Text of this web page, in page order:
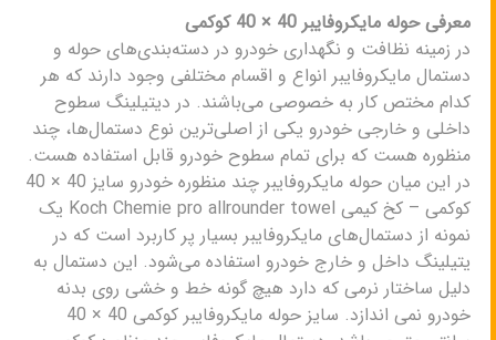
معرفی حوله مایکروفایبر 40 × 40 کوکمی
در زمینه‌ نظافت و نگهداری خودرو در دسته‌بندی‌های حوله و
دستمال مایکروفایبر انواع و اقسام مختلفی وجود دارند که هر
کدام مختص کار به خصوصی می‌باشند. در دیتیلینگ سطوح
داخلی و خارجی خودرو یکی از اصلی‌ترین نوع دستمال‌ها، چند
منظوره هست که برای تمام سطوح خودرو قابل استفاده هست.
در این میان حوله مایکروفایبر چند منظوره خودرو سایز 40 × 40
کوکمی – کخ کیمی Koch Chemie pro allrounder towel یک
نمونه از دستمال‌های مایکروفایبر بسیار پر کاربرد است که در
یتیلینگ داخل و خارج خودرو استفاده می‌شود. این دستمال به
دلیل ساختار نرمی که دارد هیچ گونه خط و خشی روی بدنه
خودرو نمی اندازد. سایز حوله مایکروفایبر کوکمی 40 × 40